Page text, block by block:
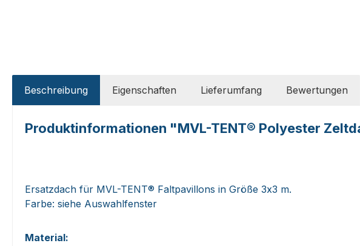
Beschreibung Eigenschaften Lieferumfang Bewertungen
Produktinformationen "MVL-TENT® Polyester
Ersatzdach für MVL-TENT® Faltpavillons in Größe 3x3 m.
Farbe: siehe Auswahlfenster
Material: